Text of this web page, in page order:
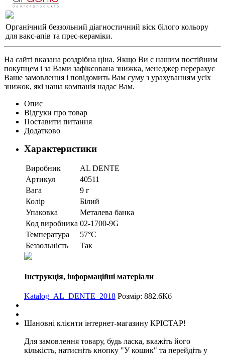
Органічний беззольний діагностичний віск білого кольору
для вакс-апів та прес-кераміки.
На сайті вказана роздрібна ціна. Якщо Ви є нашим постійним
покупцем і за Вами зафіксована знижка, менеджер перерахує
Ваше замовлення і повідомить Вам суму з урахуванням усіх
знижок, які наша компанія надає Вам.
Опис
Відгуки про товар
Поставити питання
Додатково
Характеристики
Виробник
AL DENTE
Артикул
40511
Вага
9 г
Колір
Білий
Упаковка
Металева банка
Код виробника 02-1700-9G
Температура
57°C
Беззольність
Так
Інструкція, інформаційні матеріали
Katalog_AL_DENTE_2018 Розмір: 882.6Кб
Шановні клієнти інтернет-магазину КРІСТАР!
Для замовлення товару, будь ласка, вкажіть його
кількість, натисніть кнопку "У кошик" та перейдіть у